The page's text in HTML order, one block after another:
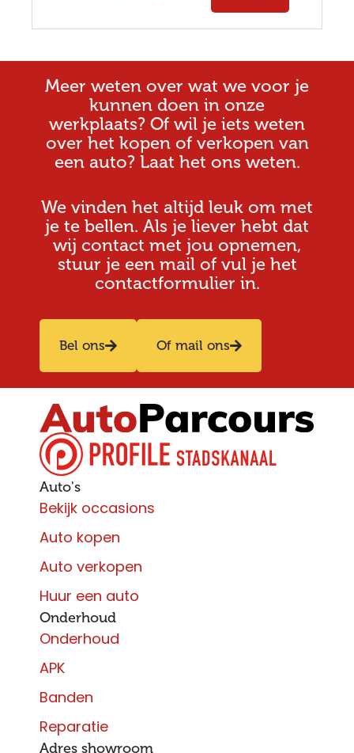
Meer weten over wat we voor je
kunnen doen in onze
werkplaats? Of wil je iets weten
over het kopen of verkopen van
een auto? Laat het ons weten.
We vinden het altijd leuk om met
je te bellen. Als je liever hebt dat
wij contact met jou opnemen,
stuur je een mail of vul je het
contactformulier in.
Bel ons Of mail ons
Auto's
Bekijk occasions
Auto kopen
Auto verkopen
Huur een auto
Onderhoud
Onderhoud
APK
Banden
Reparatie
Adres showroom